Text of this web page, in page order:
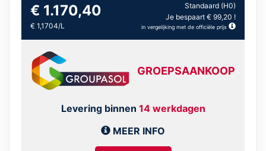
€ 1.170,40
€ 1,1704/L
Standaard (H0)
Je bespaart € 99,20 !
in vergelijking met de officiële prijs
GROEPSAANKOOP
Levering binnen 14 werkdagen
MEER INFO